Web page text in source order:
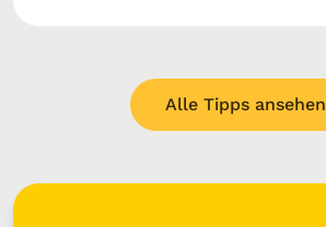
Alle Tipps ansehen